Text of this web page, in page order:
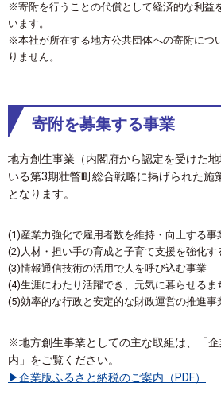
※寄附を行うことの代償として経済的な利益
います。
※本社が所在する地方公共団体への寄附につ
りません。
寄附を募集する事業
地方創生事業（内閣府から認定を受けた
いる第3期壮瞥町総合戦略に掲げられた施
となります。
(1)産業力強化で雇用者数を維持・向上する事
(2)人材・担い手の育成と子育て支援を強化す
(3)情報通信技術の活用で人を呼び込む事業
(4)生涯にわたり活躍でき、元気に暮らせるま
(5)効率的な行政と安定的な財政運営の推進事
※地方創生事業としての主な取組は、「
内」をご覧ください。
企業版ふるさと納税のご案内（PDF）